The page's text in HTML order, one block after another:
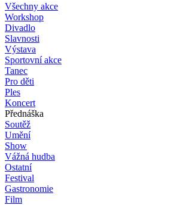
Všechny akce
Workshop
Divadlo
Slavnosti
Výstava
Sportovní akce
Tanec
Pro děti
Ples
Koncert
Přednáška
Soutěž
Umění
Show
Vážná hudba
Ostatní
Festival
Gastronomie
Film